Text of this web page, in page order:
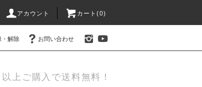
アカウント カート(0)
・解除 お問い合わせ
上ご購入で送料無料！